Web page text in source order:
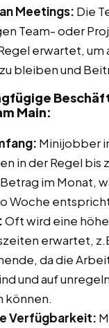
Meetings: Die
Team- oder
erwartet, um
bleiben und
Main:
Minijobber
in der Regel bis
im Monat,
Woche
Oft wird eine
erwartet,
da die
und auf
können.
Verfügbarkeit: